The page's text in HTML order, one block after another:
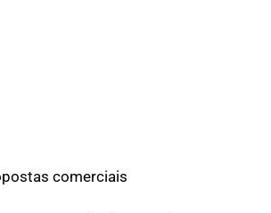
comerciais